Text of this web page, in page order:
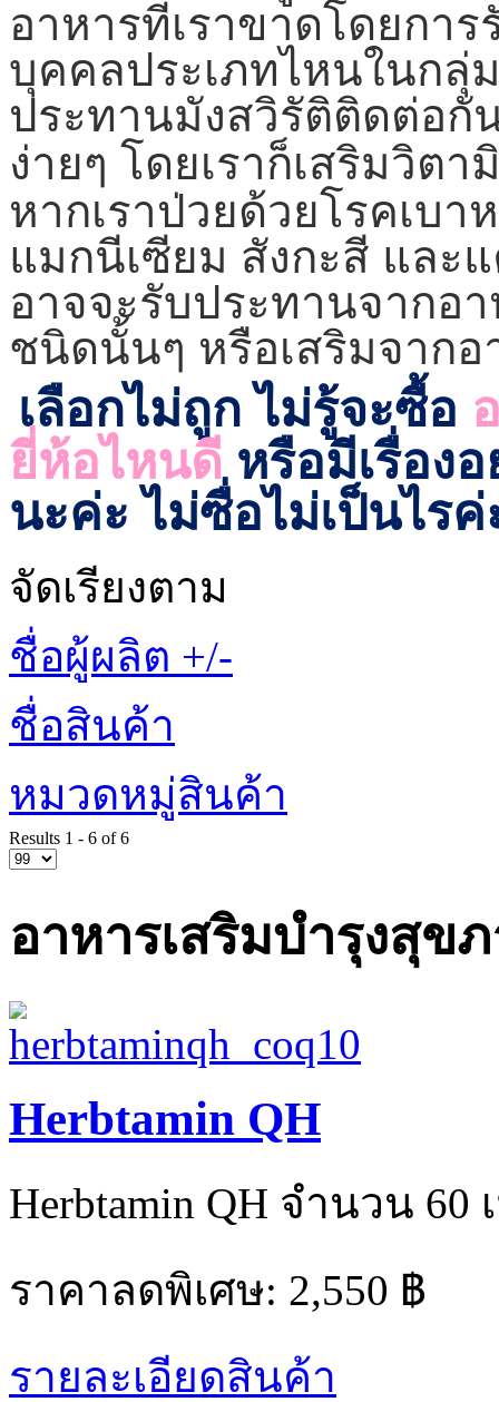
อาหารที่เราขาดโดยการ
บุคคลประเภทไหนในกลุ่
ประทานมังสวิรัติติดต่อ
ง่ายๆ โดยเราก็เสริมวิต
หากเราป่วยด้วยโรคเบา
แมกนีเซียม สังกะสี และ
อาจจะรับประทานจากอ
ชนิดนั้นๆ หรือเสริมจากอ
เลือกไม่ถูก ไม่รู้จะซื้อ
ยี่ห้อไหนดีหรือมีเรื่อง
นะค่ะ ไม่ซื่อไม่เป็นไร
จัดเรียงตาม
ชื่อผู้ผลิต +/-
ชื่อสินค้า
หมวดหมู่สินค้า
Results 1 - 6 of 6
อาหารเสริมบำรุงสุข
Herbtamin QH
Herbtamin QH จำนวน 60
ราคาลดพิเศษ: 2,550 ฿
รายละเอียดสินค้า